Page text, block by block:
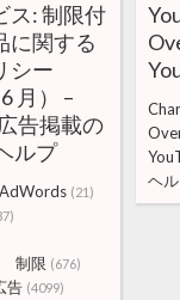
ス: 制限付
に関する
シー
月） –
告掲載の
ルプ
AdWords (21)
制限 (676)
告 (4099)
ヘ